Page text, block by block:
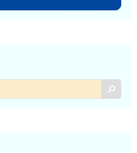
Zoek